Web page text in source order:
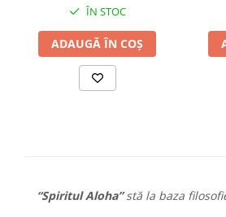
ÎN STOC
ADAUGĂ ÎN COȘ
“Spiritul Aloha”stă la baza